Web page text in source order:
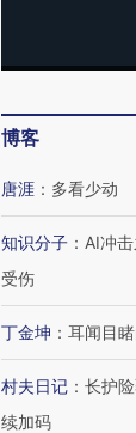
博客
唐涯 ： 多看少动
知识分子 ： AI冲
受伤
丁金坤 ： 耳闻目
村夫日记 ： 长护
续加码